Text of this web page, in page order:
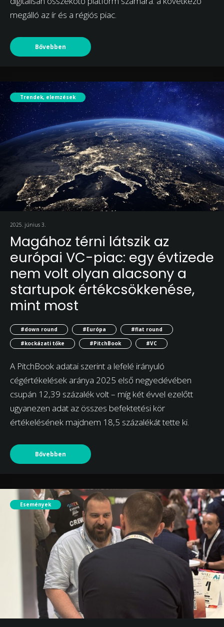
megálló az ír és a régiós piac.
Bővebben
Trendek, elemzések
2025. június 3.
Magához térni látszik az
európai VC-piac: egy évtizede
nem volt olyan alacsony a
startupok értékcsökkenése,
mint most
#down round #Európa
#flat round
#kockázati tőke
#PitchBook #VC
A PitchBook adatai szerint a lefelé irányuló
cégértékelések aránya 2025 első negyedévében
csupán 12,39 százalék volt – míg két évvel ezelőtt
ugyanezen adat az összes befektetési kör
értékelésének majdnem 18,5 százalékát tette ki.
Bővebben
Események